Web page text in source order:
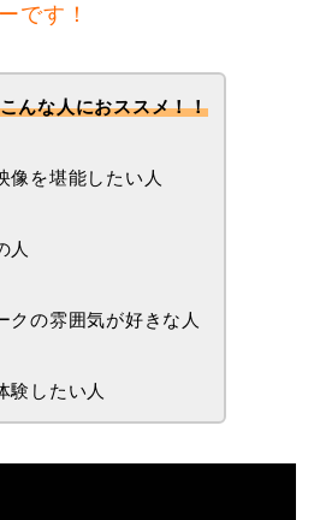
です！
んな人におススメ！！
像を堪能したい人
人
クの雰囲気が好きな人
験したい人